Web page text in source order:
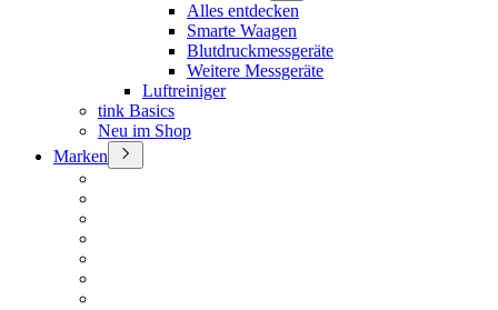
Alles entdecken
Smarte Waagen
Blutdruckmessgeräte
Weitere Messgeräte
Luftreiniger
tink Basics
Neu im Shop
Marken